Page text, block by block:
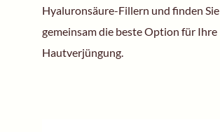
Hyaluronsäure-Fillern und finden Sie
gemeinsam die beste Option für Ihre
Hautverjüngung.